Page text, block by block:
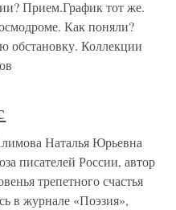
Прием.График тот же.
Как поняли?
Коллекции
Наталья Юрьевна
писателей России, автор
трепетного счастья
в журнале «Поэзия»,